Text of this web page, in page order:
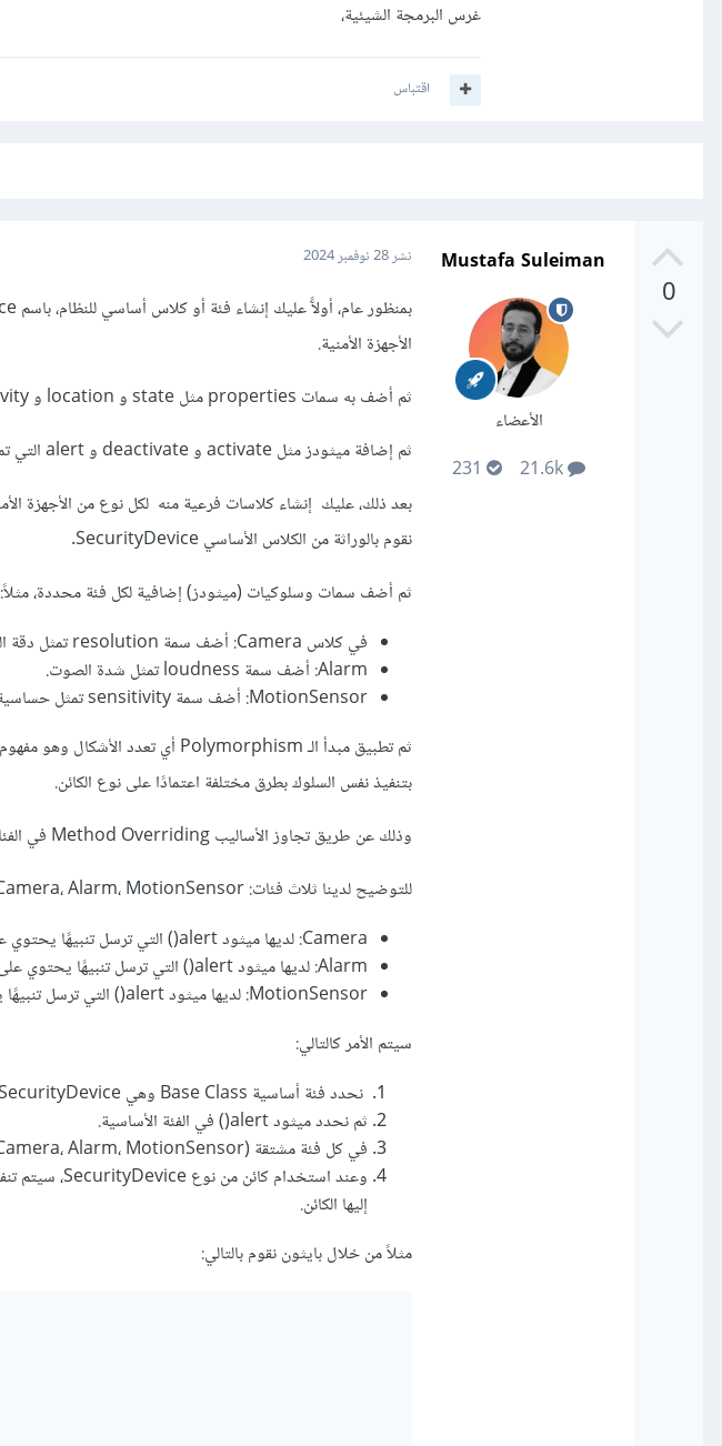
غرس البرمجة الشيئية،
اقتباس
0
Mustafa Suleiman
الأعضاء
نشر28 نوفمبر 2024
الأجهزة الأمنية.
ثم أضف به سمات properties مثل state و location و sensitivity التي تمثل حالة الجهاز وموقعه وحساسيته.
ثم إضافة ميثودز مثل activate و deactivate و alert التي تمثل تفعيل وإلغاء تفعيل الجهاز وإرسال تنبيهات.
نقوم بالوراثة من الكلاس الأساسي SecurityDevice.
ثم أضف سمات وسلوكيات (ميثودز) إضافية لكل فئة محددة، مثلاً:
في كلاس Camera: أضف سمة resolution تمثل دقة الفيديو.
Alarm: أضف سمة loudness تمثل شدة الصوت.
MotionSensor: أضف سمة sensitivity تمثل حساسية الاستشعار.
ثم تطبيق مبدأ الـ Polymorphism أي تعدد الأشكال وهو مفهوم أساسي في البرمجة الموجهة للكائنات (
بتنفيذ نفس السلوك بطرق مختلفة اعتمادًا على نوع الكائن.
وذلك عن طريق تجاوز الأساليب Method Overriding في الفئات (الكلاسات) المشتقة Derived Classes.
للتوضيح لدينا ثلاث فئات: Camera، Alarm، MotionSensor. كل فئة تمثل نوعًا مختلفًا من الجهاز.
Camera: لديها ميثود alert() التي ترسل تنبيهًا يحتوي على صورة من الكاميرا.
Alarm: لديها ميثود alert() التي ترسل تنبيهًا يحتوي على صوت عالٍ.
MotionSensor: لديها ميثود alert() التي ترسل تنبيهًا يحتوي على إشعار بحركة.
سيتم الأمر كالتالي:
نحدد فئة أساسية Base Class وهي SecurityDevice.
ثم نحدد ميثود alert() في الفئة الأساسية.
في كل فئة مشتقة (Camera، Alarm، MotionSensor)، نقوم بتجاوز طريقة alert() لتنفيذ سلوك مختلف.
إليها الكائن.
مثلاً من خلال بايثون نقوم بالتالي: